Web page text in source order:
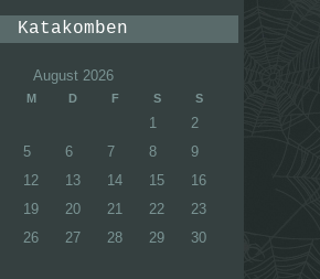
Katakomben
August 2026
M D F S S
1
2
5 6 7 8
9
12 13 14 15
16
19 20 21 22
23
26 27 28 29
30